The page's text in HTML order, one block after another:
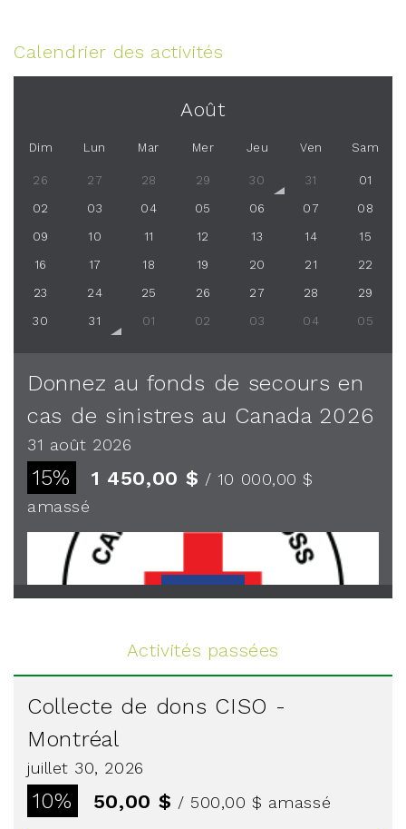
Calendrier des activités
Août
Dim Lun Mar Mer Jeu Ven Sam
26 27 28 29 30 31 01
02 03 04 05 06 07 08
09 10 11 12 13 14 15
16 17 18 19 20 21 22
23 24 25 26 27 28 29
30 31 01 02 03 04 05
Donnez au fonds de secours en
cas de sinistres au Canada 2026
31 août 2026
15% 1 450,00 $ / 10 000,00 $
amassé
Voir plus
Activités passées
Collecte de dons CISO -
Montréal
juillet 30, 2026
10% 50,00 $ / 500,00 $ amassé